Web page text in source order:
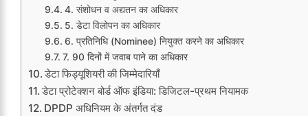
4. संशोधन व अद्यतन का अधिकार
5. डेटा विलोपन का अधिकार
6. प्रतिनिधि (Nominee) नियुक्त करने का अधिकार
7. 90 दिनों में जवाब पाने का अधिकार
डेटा फिड्यूशियरी की जिम्मेदारियाँ
डेटा प्रोटेक्शन बोर्ड ऑफ इंडिया: डिजिटल-प्रथम नियामक
DPDP अधिनियम के अंतर्गत दंड